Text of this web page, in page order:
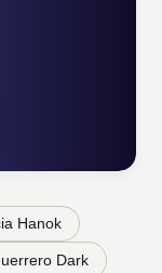
Hanok
Dark